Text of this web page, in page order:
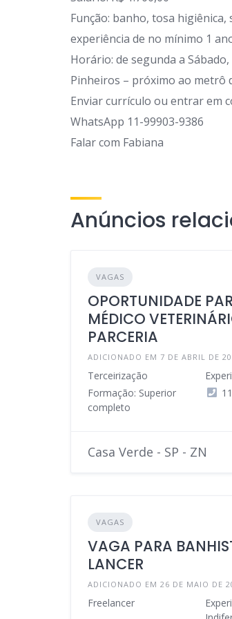
Função: banho, tosa higiênica,
experiência de no mínimo 1
Horário: de segunda a Sábado,
Pinheiros – próximo ao metrô
Enviar currículo ou entrar em
WhatsApp 11-99903-9386
Falar com Fabiana
Anúncios
VAGAS
OPORTUNIDADE
MÉDICO
PARCERIA
ADICIONADO EM 7 DE ABRIL DE
Terceirização
Formação: Superior
completo
Casa Verde - SP - ZN
VAGAS
VAGA PARA
LANCER
ADICIONADO EM 26 DE MAIO DE
Freelancer